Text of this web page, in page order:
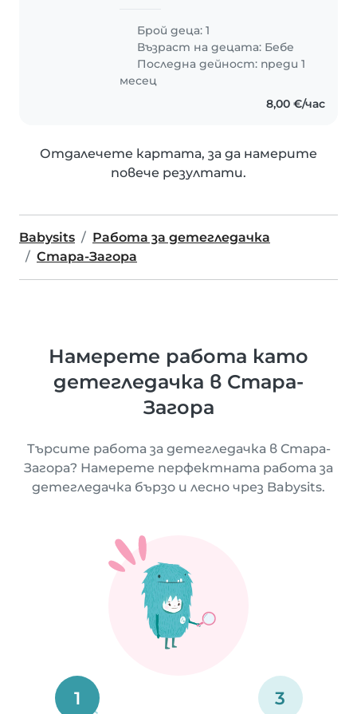
Брой деца: 1
Възраст на децата: Бебе
Последна дейност: преди 1
месец
8,00 €/час
Отдалечете картата, за да намерите
повече резултати.
Babysits
Работа за детегледачка
Стара-Загора
Намерете работа като
детегледачка в Стара-
Загора
Търсите работа за детегледачка в Стара-
Загора? Намерете перфектната работа за
детегледачка бързо и лесно чрез Babysits.
1 3